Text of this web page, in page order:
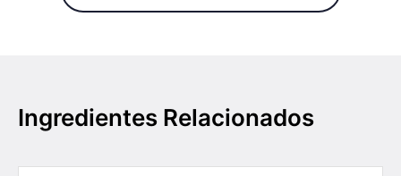
Ingredientes Relacionados